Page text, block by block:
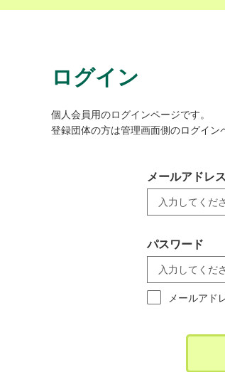
ログイン
個人会員用のログインページです。
登録団体の方は管理画面側のログイン
メールアドレス
パスワード
メールアド